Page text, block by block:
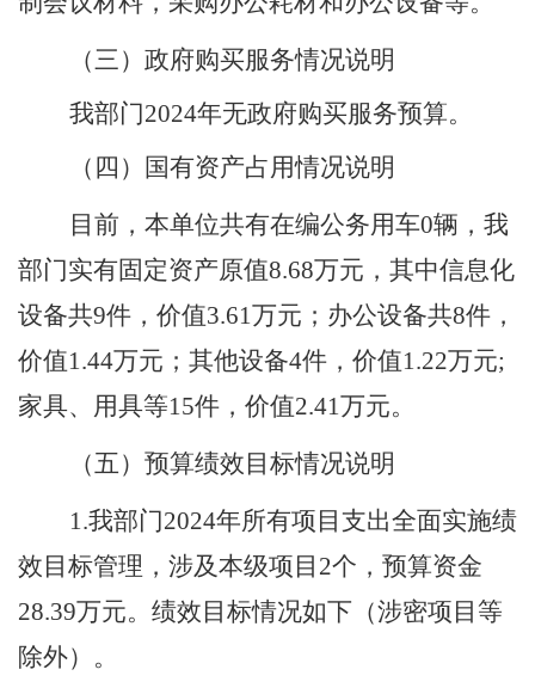
（三）政府购买服务情况说明
我部门2024年无政府购买服务预算。
（四）国有资产占用情况说明
目前，本单位共有在编公务用车0辆，我
部门实有固定资产原值8.68万元，其中信息化
设备共9件，价值3.61万元；办公设备共8件，
价值1.44万元；其他设备4件，价值1.22万元;
家具、用具等15件，价值2.41万元。
（五）预算绩效目标情况说明
1.我部门2024年所有项目支出全面实施绩
效目标管理，涉及本级项目 2个，预算资金
28.39万元。绩效目标情况如下 （涉密项目等
除外）。